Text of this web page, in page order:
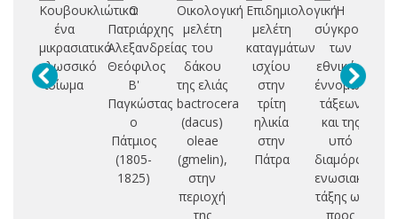
Κουβουκλιώτικα:
ένα
μικρασιατικό
γλωσσικό
ιδίωμα
Ο
Πατριάρχης
Αλεξανδρείας
Θεόφιλος
Β'
Παγκώστας
ο
Πάτμιος
(1805-
1825)
Οικολογική
μελέτη
του
δάκου
της ελιάς
bactrocera
(dacus)
oleae
(gmelin),
στην
περιοχή
της
Επιδημιολογική
μελέτη
καταγμάτων
ισχίου
στην
τρίτη
ηλικία
στην
Πάτρα
Η
σύγκρουση
των
εθνικών
έννομων
τάξεων
και της
υπό
διαμόρφωση
ενωσιακής
τάξης ως
προς